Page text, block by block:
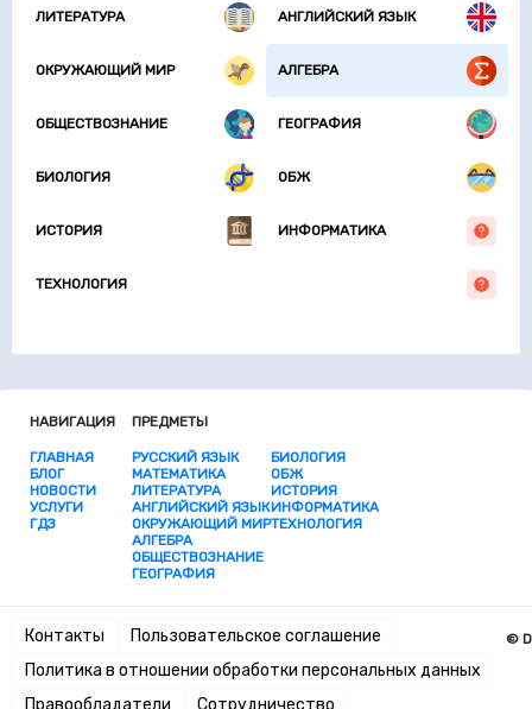
ЛИТЕРАТУРА АНГЛИЙСКИЙ ЯЗЫК
ОКРУЖАЮЩИЙ МИР АЛГЕБРА
ОБЩЕСТВОЗНАНИЕ ГЕОГРАФИЯ
БИОЛОГИЯ ОБЖ
ИСТОРИЯ ИНФОРМАТИКА
ТЕХНОЛОГИЯ
НАВИГАЦИЯ
ГЛАВНАЯ
БЛОГ
НОВОСТИ
УСЛУГИ
ГДЗ
ПРЕДМЕТЫ
РУССКИЙ ЯЗЫК
МАТЕМАТИКА
ЛИТЕРАТУРА
АНГЛИЙСКИЙ ЯЗЫК
ОКРУЖАЮЩИЙ МИР
АЛГЕБРА
ОБЩЕСТВОЗНАНИЕ
ГЕОГРАФИЯ
БИОЛОГИЯ
ОБЖ
ИСТОРИЯ
ИНФОРМАТИКА
ТЕХНОЛОГИЯ
Контакты
Пользовательское соглашение
Политика в отношении обработки персональных данных
Правообладатели
Сотрудничество
©